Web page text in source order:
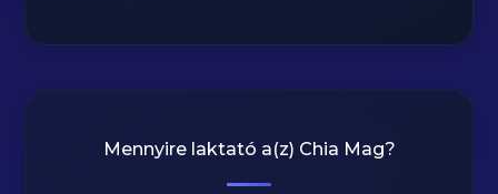
Mennyire laktató a(z) Chia Mag?